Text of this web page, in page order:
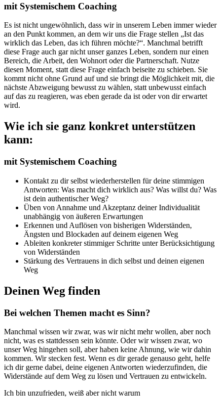
mit Systemischem Coaching
Es ist nicht ungewöhnlich, dass wir in unserem Leben immer wieder
an den Punkt kommen, an dem wir uns die Frage stellen „Ist das
wirklich das Leben, das ich führen möchte?“. Manchmal betrifft
diese Frage auch gar nicht unser ganzes Leben, sondern nur einen
Bereich, die Arbeit, den Wohnort oder die Partnerschaft. Nutze
diesen Moment, statt diese Frage einfach beiseite zu schieben. Sie
kommt nicht ohne Grund auf und sie bringt die Möglichkeit mit, die
nächste Abzweigung bewusst zu wählen, statt unbewusst einfach
auf das zu reagieren, was eben gerade da ist oder von dir erwartet
wird.
Wie ich sie ganz konkret unterstützen
kann:
mit Systemischem Coaching
Kontakt zu dir selbst wiederherstellen für deine stimmigen
Antworten: Was macht dich wirklich aus? Was willst du? Was
ist dein authentischer Weg?
Üben von Annahme und Akzeptanz deiner Individualität
unabhängig von äußeren Erwartungen
Erkennen und Auflösen von bisherigen Widerständen,
Ängsten und Blockaden auf deinem eigenen Weg
Ableiten konkreter stimmiger Schritte unter Berücksichtigung
von Widerständen
Stärkung des Vertrauens in dich selbst und deinen eigenen
Weg
Deinen Weg finden
Bei welchen Themen macht es Sinn?
Manchmal wissen wir zwar, was wir nicht mehr wollen, aber noch
nicht, was es stattdessen sein könnte. Oder wir wissen zwar, wo
unser Weg hingehen soll, aber haben keine Ahnung, wie wir dahin
kommen. Wir stecken fest. Wenn es dir gerade genauso geht, helfe
ich dir gerne dabei, deine eigenen Antworten wiederzufinden, die
Widerstände auf dem Weg zu lösen und Vertrauen zu entwickeln.
Ich bin unzufrieden, weiß aber nicht warum